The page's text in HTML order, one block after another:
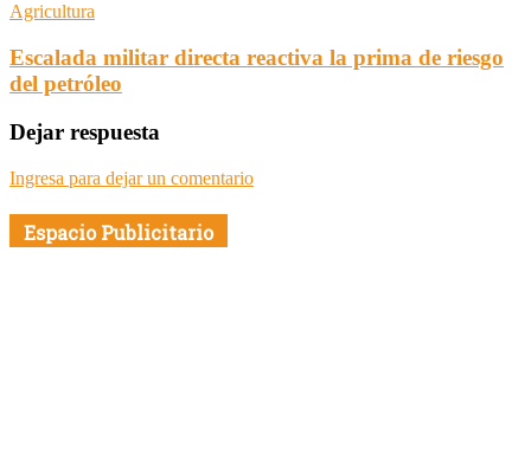
Agricultura
Escalada militar directa reactiva la prima de riesgo
del petróleo
Dejar respuesta
Ingresa para dejar un comentario
Espacio Publicitario